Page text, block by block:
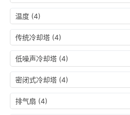
温度 (4)
传统冷却塔 (4)
低噪声冷却塔 (4)
密闭式冷却塔 (4)
排气扇 (4)